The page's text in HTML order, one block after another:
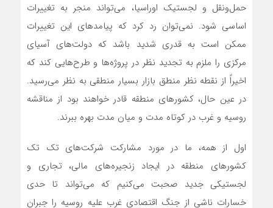
حمل‌ونقل و لجستیک اوراسیا، می‌تواند منجر به تغییرات
اساسی شود. نمی‌توان رد کرد که پیامدهای این تغییرات
ممکن است به قدری شدید باشد که دولت‌های آسیای
مرکزی را ملزم به تجدید نظر در پروژه‌ها و طرح‌هایی کند که
اخیراً از نقطه نظر منطق بازار بسیار منطقی به نظر می‌رسید.
در عین حال، کشورهای منطقه قادر خواهند بود از مناقشه
روسیه و غرب در کوتاه مدت و میان مدت بهره ببرند.
اول از همه، ما در مورد مشارکت شرکت‌های تک تک
کشورهای منطقه در ایجاد زنجیره‌های مالی، تجاری و
لجستیکی جدید صحبت می‌کنیم که می‌تواند تا حدی
خسارات ناشی از جنگ اقتصادی غرب علیه روسیه را جبران